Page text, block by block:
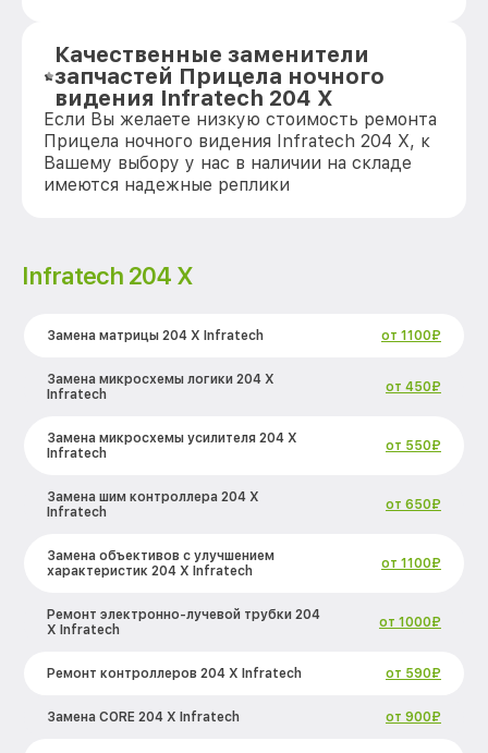
Качественные заменители
запчастей Прицела ночного
видения Infratech 204 Х
Если Вы желаете низкую стоимость ремонта
Прицела ночного видения Infratech 204 Х, к
Вашему выбору у нас в наличии на складе
имеются надежные реплики
Infratech 204 Х
Замена матрицы 204 Х Infratech от 1100₽
Замена микросхемы логики 204 Х
Infratech
от 450₽
Замена микросхемы усилителя 204 Х
Infratech
от 550₽
Замена шим контроллера 204 Х
Infratech
от 650₽
Замена объективов с улучшением
характеристик 204 Х Infratech
от 1100₽
Ремонт электронно-лучевой трубки 204
Х Infratech
от 1000₽
Ремонт контроллеров 204 Х Infratech от 590₽
Замена CORE 204 Х Infratech от 900₽